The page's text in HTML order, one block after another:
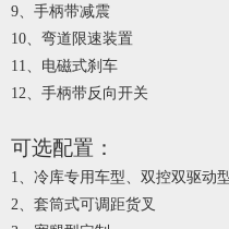
9、手柄带减震
10、弯道限速装置
11、电磁式刹车
12、手柄带反向开关
可选配置：
1、 冷库专用车型、双控双驱动
2、套筒式可调距货叉